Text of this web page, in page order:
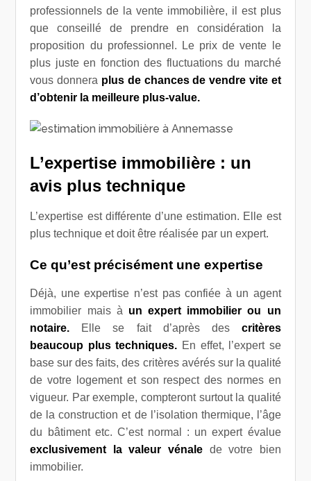
professionnels de la vente immobilière, il est plus
que conseillé de prendre en considération la
proposition du professionnel. Le prix de vente le
plus juste en fonction des fluctuations du marché
vous donnera plus de chances de vendre vite et
d’obtenir la meilleure plus-value.
L’expertise immobilière : un
avis plus technique
L’expertise est différente d’une estimation. Elle est
plus technique et doit être réalisée par un expert.
Ce qu’est précisément une expertise
Déjà, une expertise n’est pas confiée à un agent
immobilier mais à un expert immobilier ou un
notaire. Elle se fait d’après des critères
beaucoup plus techniques. En effet, l’expert se
base sur des faits, des critères avérés sur la qualité
de votre logement et son respect des normes en
vigueur. Par exemple, compteront surtout la qualité
de la construction et de l’isolation thermique, l’âge
du bâtiment etc. C’est normal : un expert évalue
exclusivement la valeur vénale de votre bien
immobilier.